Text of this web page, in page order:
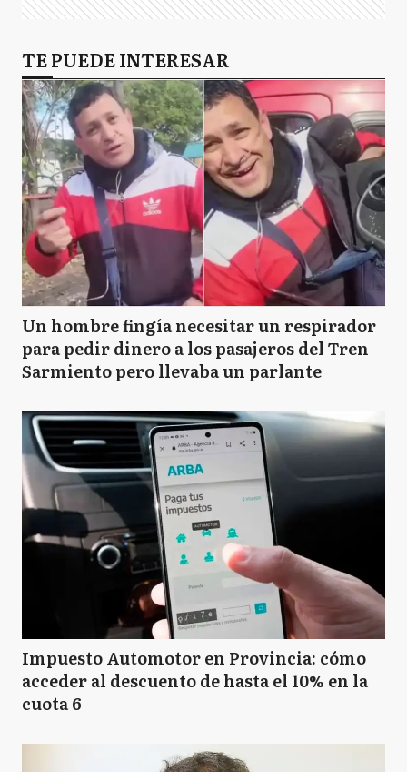
TE PUEDE INTERESAR
Un hombre fingía necesitar un respirador
para pedir dinero a los pasajeros del Tren
Sarmiento pero llevaba un parlante
Impuesto Automotor en Provincia: cómo
acceder al descuento de hasta el 10% en la
cuota 6